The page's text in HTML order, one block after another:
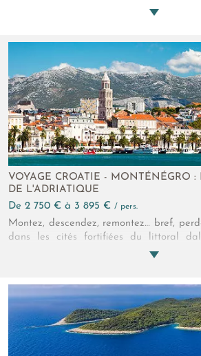
Perchés sur les collines, leur doux
d’un moment, le temps semble s’être figé…
VOYAGE CROATIE - MONTÉNÉGRO :
DE L'ADRIATIQUE
de 2 750 € à 3 895 € / pers.
Montez, descendez, remontez… bref,
dans les cités fortifiées du littoral
ruelles en escaliers, de palais vénitiens